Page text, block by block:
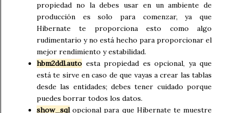
propiedad no la debes usar en un ambiente de
producción es solo para comenzar, ya que
Hibernate te proporciona esto como algo
rudimentario y no está hecho para proporcionar el
mejor rendimiento y estabilidad.
hbm2ddl.auto esta propiedad es opcional, ya que
está te sirve en caso de que vayas a crear las tablas
desde las entidades; debes tener cuidado porque
puedes borrar todos los datos.
show_sql opcional para que Hibernate te muestre